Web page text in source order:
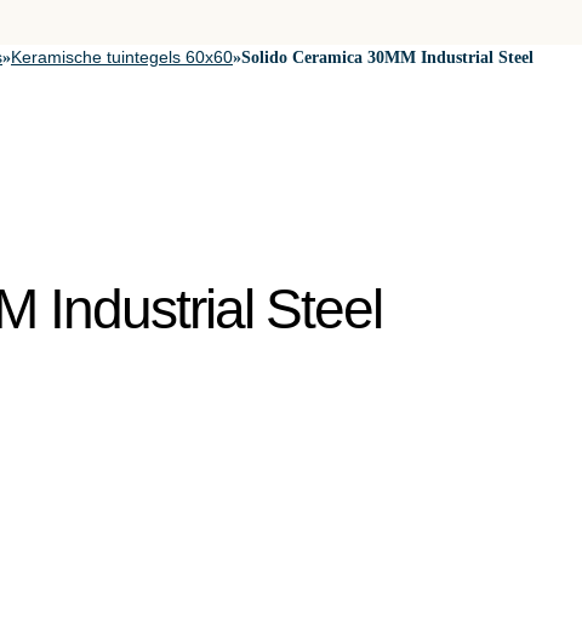
»Keramische tuintegels 60x60»Solido Ceramica 30MM Industrial Steel
Industrial Steel